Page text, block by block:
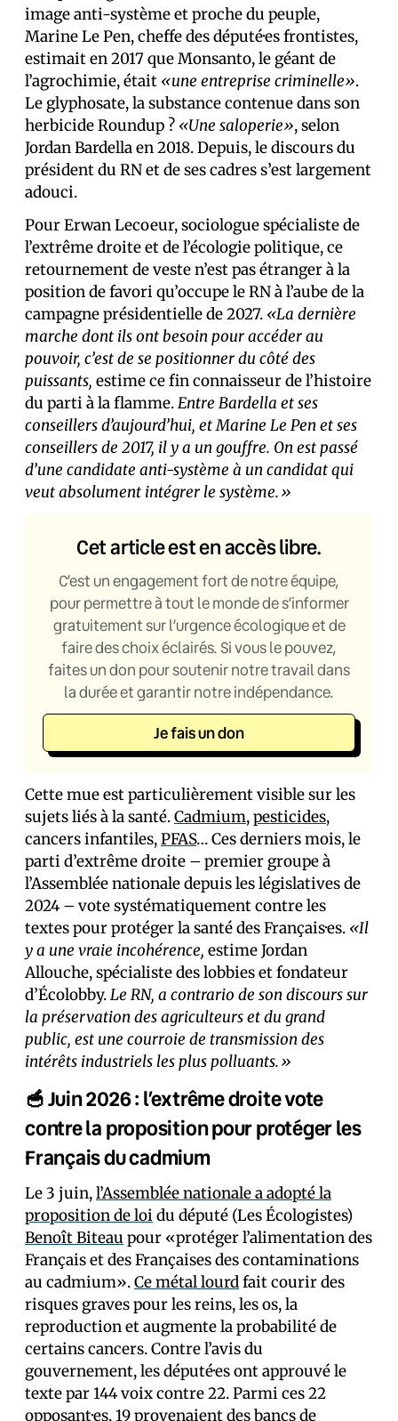
image anti-système et proche du peuple,
Marine Le Pen, cheffe des député·es frontistes,
estimait en 2017 que Monsanto, le géant de
l’agrochimie, était «une entreprise criminelle».
Le glyphosate, la substance contenue dans son
herbicide Roundup ? «Une saloperie», selon
Jordan Bardella en 2018. Depuis, le discours du
président du RN et de ses cadres s’est largement
adouci.
Pour Erwan Lecoeur, sociologue spécialiste de
l’extrême droite et de l’écologie politique, ce
retournement de veste n’est pas étranger à la
position de favori qu’occupe le RN à l’aube de la
campagne présidentielle de 2027. «La dernière
marche dont ils ont besoin pour accéder au
pouvoir, c’est de se positionner du côté des
puissants, estime ce fin connaisseur de l’histoire
du parti à la flamme.Entre Bardella et ses
conseillers d’aujourd’hui, et Marine Le Pen et ses
conseillers de 2017, il y a un gouffre. On est passé
d’une candidate anti-système à un candidat qui
veut absolument intégrer le système.»
Cet article est en accès libre.
C’est un engagement fort de notre équipe,
pour permettre à tout le monde de s’informer
gratuitement sur l’urgence écologique et de
faire des choix éclairés. Si vous le pouvez,
faites un don pour soutenir notre travail dans
la durée et garantir notre indépendance.
Je fais un don
Cette mue est particulièrement visible sur les
sujets liés à la santé.Cadmium,pesticides,
cancers infantiles,PFAS… Ces derniers mois, le
parti d’extrême droite – premier groupe à
l’Assemblée nationale depuis les législatives de
2024 – vote systématiquement contre les
textes pour protéger la santé des Français·es. «Il
y a une vraie incohérence, estime Jordan
Allouche, spécialiste des lobbies et fondateur
d’Écolobby.Le RN, a contrario de son discours sur
la préservation des agriculteurs et du grand
public, est une courroie de transmission des
intérêts industriels les plus polluants.»
🥣 Juin 2026 : l’extrême droite vote
contre la proposition pour protéger les
Français du cadmium
Le 3 juin,l’Assemblée nationale a adopté la
proposition de loi du député (Les Écologistes)
Benoît Biteau pour «protéger l’alimentation des
Français et des Françaises des contaminations
au cadmium».Ce métal lourdfait courir des
risques graves pour les reins, les os, la
reproduction et augmente la probabilité de
certains cancers. Contre l’avis du
gouvernement, les député·es ont approuvé le
texte par 144 voix contre 22. Parmi ces 22
opposant·es, 19 provenaient des bancs de